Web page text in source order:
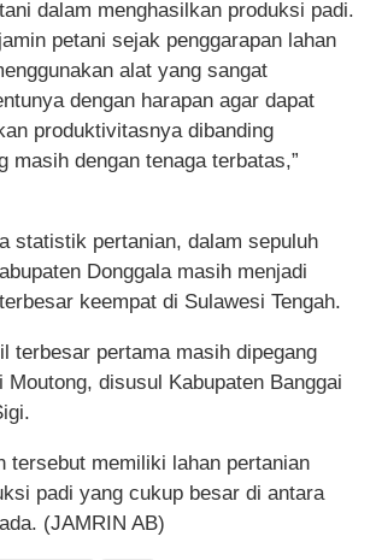
dalam menghasilkan produksi padi.
petani sejak penggarapan lahan
alat yang sangat
dengan harapan agar dapat
produktivitasnya dibanding
masih dengan tenaga terbatas,”
statistik pertanian, dalam sepuluh
Donggala masih menjadi
keempat di Sulawesi Tengah.
terbesar pertama masih dipegang
Moutong, disusul Kabupaten Banggai
tersebut memiliki lahan pertanian
padi yang cukup besar di antara
(JAMRIN AB)